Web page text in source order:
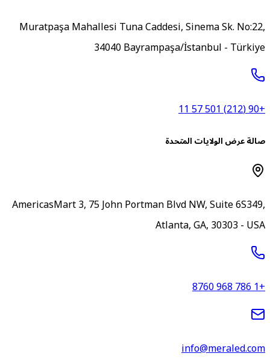
Muratpaşa Mahallesi Tuna Caddesi, Sinema Sk.
34040 Bayrampaşa/İstanbul -
عرض الولايات المتحدة
AmericasMart 3, 75 John Portman Blvd NW, Suite
Atlanta, GA, 30303 -